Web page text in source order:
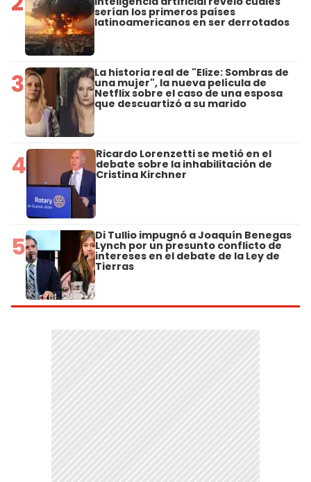
serían los primeros países
latinoamericanos en ser derrotados
3 La historia real de "Elize: Sombras de
una mujer", la nueva película de
Netflix sobre el caso de una esposa
que descuartizó a su marido
4 Ricardo Lorenzetti se metió en el
debate sobre la inhabilitación de
Cristina Kirchner
5 Di Tullio impugnó a Joaquín Benegas
Lynch por un presunto conflicto de
intereses en el debate de la Ley de
Tierras